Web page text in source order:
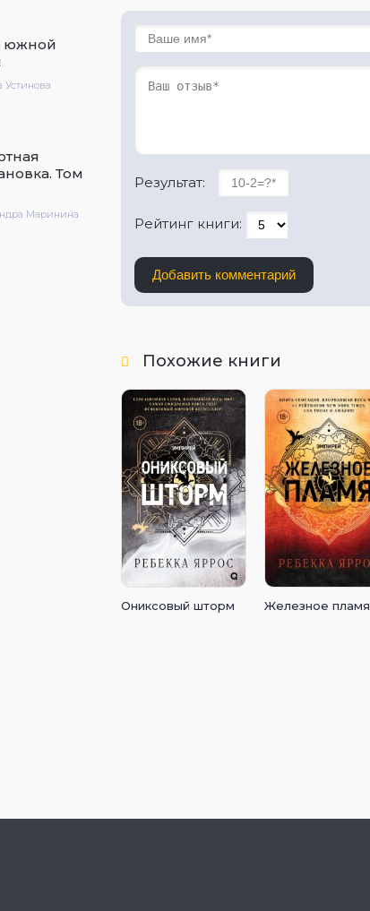
южной
Устинова
Том
Маринина
Результат:
Рейтинг книги:
Добавить комментарий
Похожие книги
Ониксовый шторм Железное пламя